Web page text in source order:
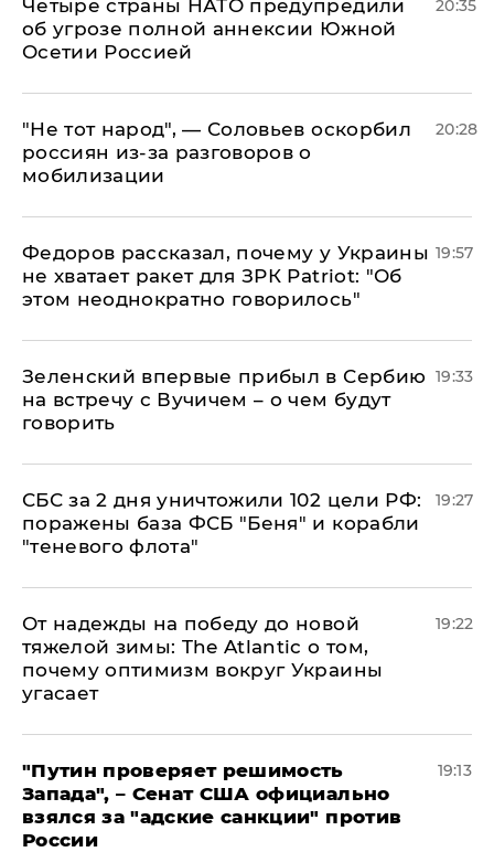
Четыре страны НАТО предупредили
об угрозе полной аннексии Южной
Осетии Россией
20:35
​"Не тот народ", — Соловьев оскорбил
россиян из-за разговоров о
мобилизации
20:28
Федоров рассказал, почему у Украины
не хватает ракет для ЗРК Patriot: "Об
этом неоднократно говорилось"
19:57
Зеленский впервые прибыл в Сербию
на встречу с Вучичем – о чем будут
говорить
19:33
СБС за 2 дня уничтожили 102 цели РФ:
поражены база ФСБ "Беня" и корабли
"теневого флота"
19:27
От надежды на победу до новой
тяжелой зимы: The Atlantic о том,
почему оптимизм вокруг Украины
угасает
19:22
"Путин проверяет решимость
Запада", – Сенат США официально
взялся за "адские санкции" против
России
19:13